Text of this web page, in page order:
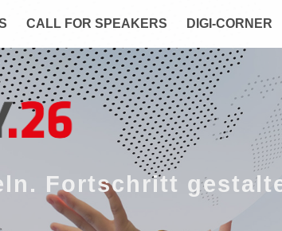
CALL FOR SPEAKERS DIGI-CORNER
Fortschritt